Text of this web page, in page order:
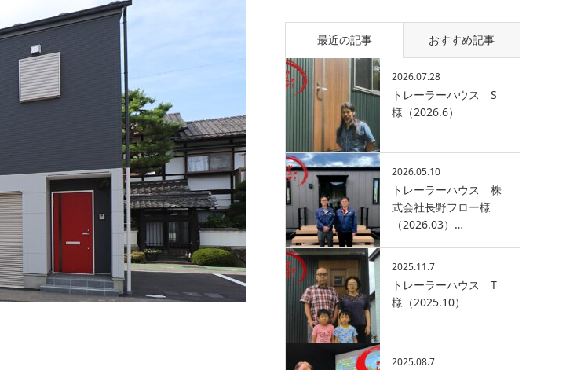
最近の記事 おすすめ記事
2026.07.28
トレーラーハウス S
様（2026.6）
2026.05.10
トレーラーハウス 株
式会社長野フロー様
（2026.03）…
2025.11.7
トレーラーハウス T
様（2025.10）
2025.08.7